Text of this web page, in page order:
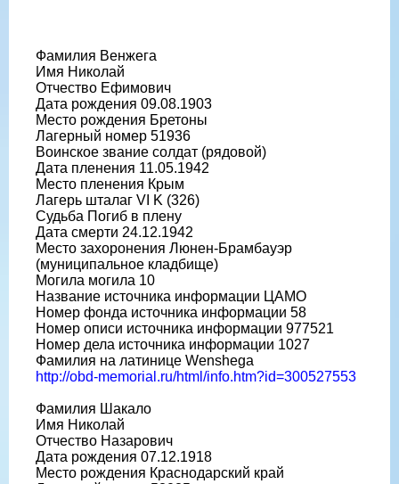
Фамилия Венжега
Имя Николай
Отчество Ефимович
Дата рождения 09.08.1903
Место рождения Бретоны
Лагерный номер 51936
Воинское звание солдат (рядовой)
Дата пленения 11.05.1942
Место пленения Крым
Лагерь шталаг VI K (326)
Судьба Погиб в плену
Дата смерти 24.12.1942
Место захоронения Люнен-Брамбауэр
(муниципальное кладбище)
Могила могила 10
Название источника информации ЦАМО
Номер фонда источника информации 58
Номер описи источника информации 977521
Номер дела источника информации 1027
Фамилия на латинице Wenshega
http://obd-memorial.ru/html/info.htm?id=300527553
Фамилия Шакало
Имя Николай
Отчество Назарович
Дата рождения 07.12.1918
Место рождения Краснодарский край